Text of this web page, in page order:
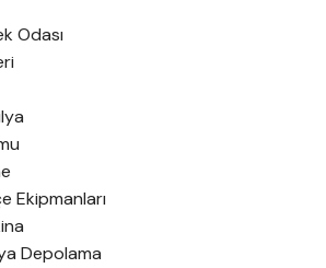
Odası
Ekipmanları
Depolama